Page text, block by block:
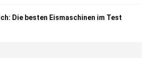
Die besten Eismaschinen im Test